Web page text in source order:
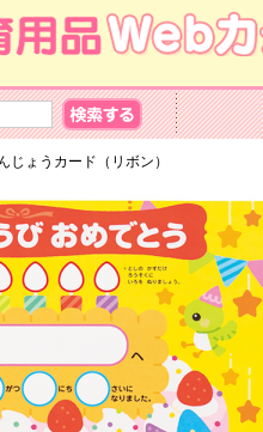
じょうカード（リボン）